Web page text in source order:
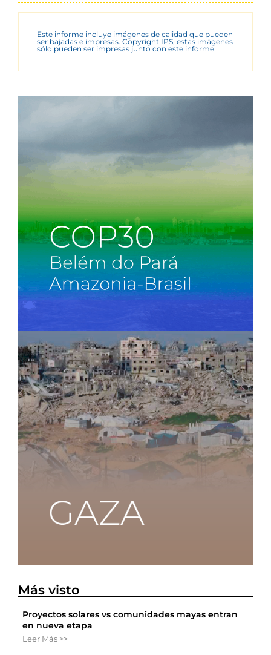
Este informe incluye imágenes de calidad que pueden
ser bajadas e impresas. Copyright IPS, estas imágenes
sólo pueden ser impresas junto con este informe
Más visto
Proyectos solares vs comunidades mayas entran
en nueva etapa
Leer Más >>